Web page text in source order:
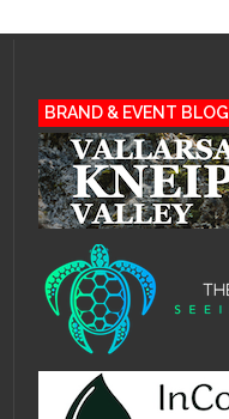
BRAND & EVENT BLOG